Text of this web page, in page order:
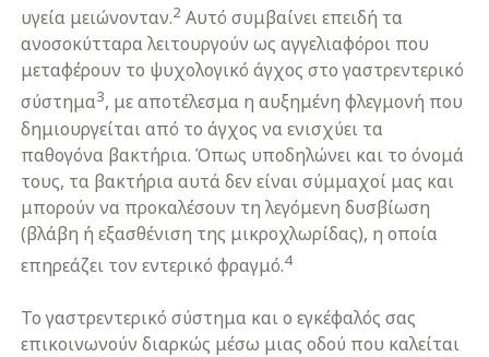
υγεία μειώνονταν.2 Αυτό συμβαίνει επειδή τα
ανοσοκύτταρα λειτουργούν ως αγγελιαφόροι που
μεταφέρουν το ψυχολογικό άγχος στο γαστρεντερικό
σύστημα3, με αποτέλεσμα η αυξημένη φλεγμονή που
δημιουργείται από το άγχος να ενισχύει τα
παθογόνα βακτήρια. Όπως υποδηλώνει και το όνομά
τους, τα βακτήρια αυτά δεν είναι σύμμαχοί μας και
μπορούν να προκαλέσουν τη λεγόμενη δυσβίωση
(βλάβη ή εξασθένιση της μικροχλωρίδας), η οποία
επηρεάζει τον εντερικό φραγμό.4
Το γαστρεντερικό σύστημα και ο εγκέφαλός σας
επικοινωνούν διαρκώς μέσω μιας οδού που καλείται